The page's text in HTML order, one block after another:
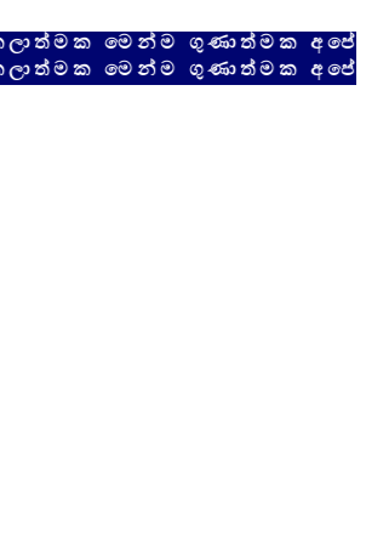
ගුණාත්මක අපේම
ගුණාත්මක අපේම